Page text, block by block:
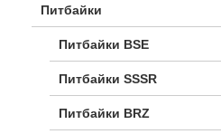
Питбайки
Питбайки BSE
Питбайки SSSR
Питбайки BRZ